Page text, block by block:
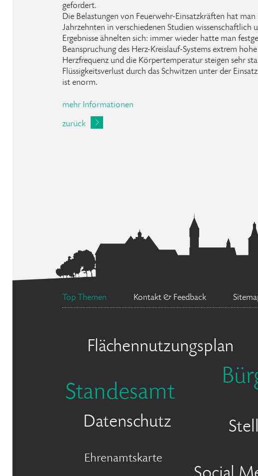
gefordert.
Die Belastungen von Feuerwehr-Einsatzkräften hat man
Jahrzehnten in verschiedenen Studien wissenschaftlich
Ergebnisse ähnelten sich: immer wieder hatte man
Beanspruchung des Herz-Kreislauf-Systems extrem
Herzfrequenz und die Körpertemperatur steigen sehr
Flüssigkeitsverlust durch das Schwitzen unter der
ist enorm.
mehr Informationen
zurück
Top Themen Kontakt & Feedback
Flächennutzungsplan
Standesamt
Datenschutz
Ehrenamtskarte